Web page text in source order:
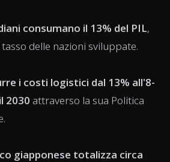
consumano il 13% del PIL,
delle nazioni sviluppate.
i costi logistici dal 13% all'8-
2030 attraverso la sua Politica
giapponese totalizza circa